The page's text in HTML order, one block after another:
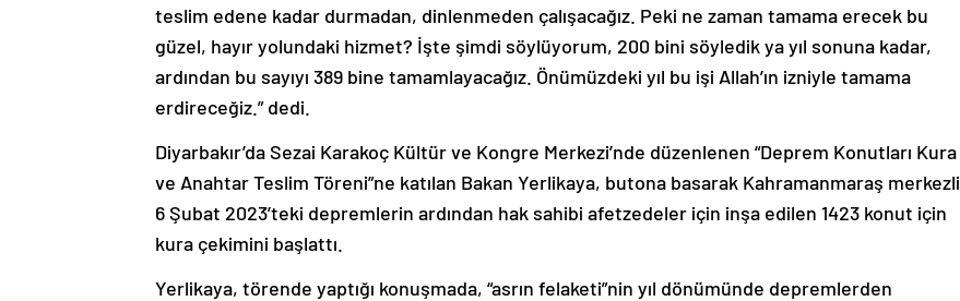
teslim edene kadar durmadan, dinlenmeden çalışacağız. Peki ne zaman tamama erecek bu
güzel, hayır yolundaki hizmet? İşte şimdi söylüyorum, 200 bini söyledik ya yıl sonuna kadar,
ardından bu sayıyı 389 bine tamamlayacağız. Önümüzdeki yıl bu işi Allah’ın izniyle tamama
erdireceğiz.” dedi.
Diyarbakır’da Sezai Karakoç Kültür ve Kongre Merkezi’nde düzenlenen “Deprem Konutları Kura
ve Anahtar Teslim Töreni”ne katılan Bakan Yerlikaya, butona basarak Kahramanmaraş merkezli
6 Şubat 2023’teki depremlerin ardından hak sahibi afetzedeler için inşa edilen 1423 konut için
kura çekimini başlattı.
Yerlikaya, törende yaptığı konuşmada, “asrın felaketi”nin yıl dönümünde depremlerden